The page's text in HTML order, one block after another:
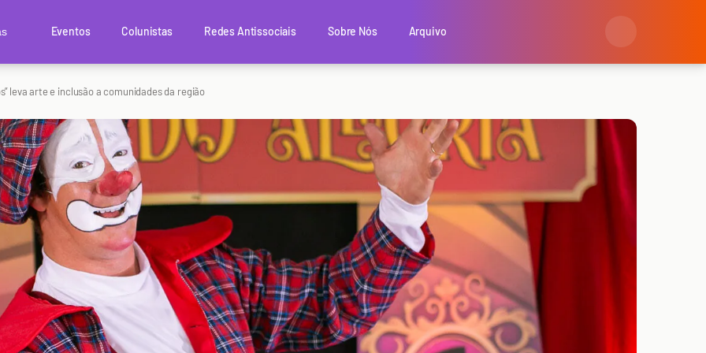
Eventos Colunistas Redes Antissociais Sobre Nós Arquivo
leva arte e inclusão a comunidades da região